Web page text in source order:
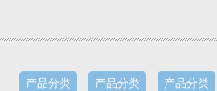
产品分类 产品分类 产品分类